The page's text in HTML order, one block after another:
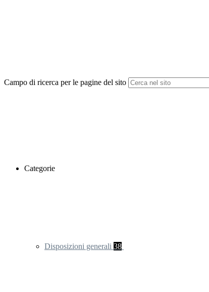
Campo di ricerca per le pagine del sito
Categorie
Disposizioni generali 38